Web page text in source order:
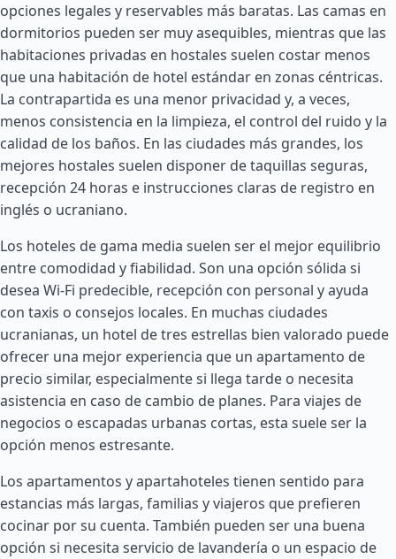
opciones legales y reservables más baratas. Las camas en
dormitorios pueden ser muy asequibles, mientras que las
habitaciones privadas en hostales suelen costar menos
que una habitación de hotel estándar en zonas céntricas.
La contrapartida es una menor privacidad y, a veces,
menos consistencia en la limpieza, el control del ruido y la
calidad de los baños. En las ciudades más grandes, los
mejores hostales suelen disponer de taquillas seguras,
recepción 24 horas e instrucciones claras de registro en
inglés o ucraniano.
Los hoteles de gama media suelen ser el mejor equilibrio
entre comodidad y fiabilidad. Son una opción sólida si
desea Wi-Fi predecible, recepción con personal y ayuda
con taxis o consejos locales. En muchas ciudades
ucranianas, un hotel de tres estrellas bien valorado puede
ofrecer una mejor experiencia que un apartamento de
precio similar, especialmente si llega tarde o necesita
asistencia en caso de cambio de planes. Para viajes de
negocios o escapadas urbanas cortas, esta suele ser la
opción menos estresante.
Los apartamentos y apartahoteles tienen sentido para
estancias más largas, familias y viajeros que prefieren
cocinar por su cuenta. También pueden ser una buena
opción si necesita servicio de lavandería o un espacio de